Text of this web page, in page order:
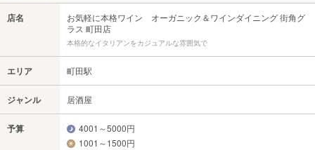
店名
お気軽に本格ワイン オーガニック＆ワインダイニング 街角グ
ラス 町田店
本格的なイタリアンをカジュアルな雰囲気で
エリア 町田駅
ジャンル 居酒屋
予算
4001～5000円
1001～1500円